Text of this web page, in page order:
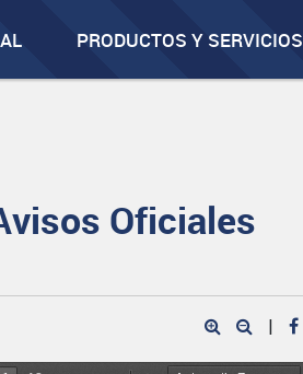
PRODUCTOS Y SERVICIOS
Oficiales
|